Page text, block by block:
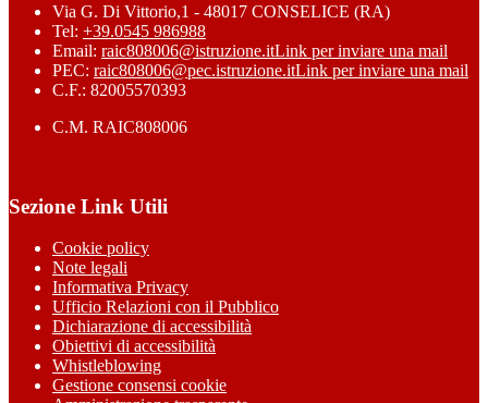
Via G. Di Vittorio,1 - 48017 CONSELICE (RA)
Tel: +39.0545 986988
Email: raic808006@istruzione.itLink per inviare una mail
PEC: raic808006@pec.istruzione.itLink per inviare una mail
C.F.: 82005570393
C.M. RAIC808006
Sezione Link Utili
Cookie policy
Note legali
Informativa Privacy
Ufficio Relazioni con il Pubblico
Dichiarazione di accessibilità
Obiettivi di accessibilità
Whistleblowing
Gestione consensi cookie